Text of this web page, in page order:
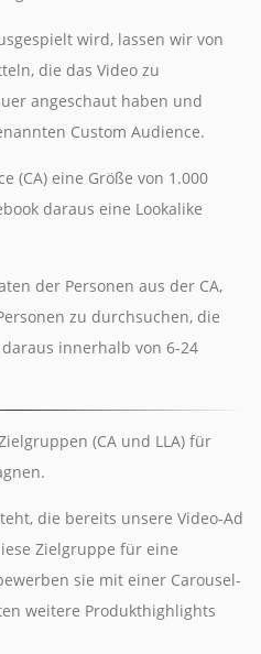
wird, lassen wir von
die das Video zu
angeschaut haben und
Custom Audience.
(CA) eine Größe von 1.000
daraus eine Lookalike
der Personen aus der CA,
zu durchsuchen, die
innerhalb von 6-24
(CA und LLA) für
die bereits unsere Video-Ad
Zielgruppe für eine
sie mit einer Carousel-
weitere Produkthighlights